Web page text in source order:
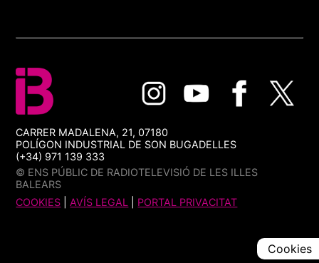
CARRER MADALENA, 21, 07180
POLÍGON INDUSTRIAL DE SON BUGADELLES
(+34) 971 139 333
© ENS PÚBLIC DE RADIOTELEVISIÓ DE LES ILLES
BALEARS
COOKIES |AVÍS LEGAL PORTAL PRIVACITAT
Cookies